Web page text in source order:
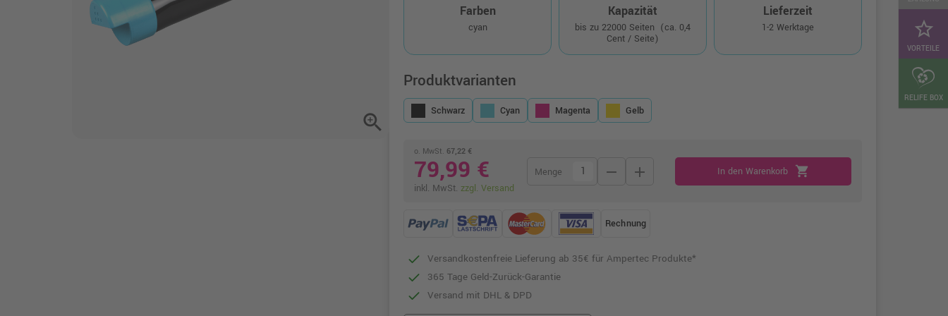
star_border
VORTEILE
RELIFE BOX
zoom_in
Farben
cyan
Kapazität
bis zu 22000 Seiten (ca. 0,4
Cent / Seite)
Lieferzeit
1-2 Werktage
Produktvarianten
Schwarz Cyan Magenta Gelb
o. MwSt. 67,22 €
79,99 €
inkl. MwSt. zzgl. Versand
Menge remove add In den Warenkorb shopping_cart
Rechnung
Versandkostenfreie Lieferung ab 35€ für Ampertec Produkte*
365 Tage Geld-Zurück-Garantie
Versand mit DHL & DPD